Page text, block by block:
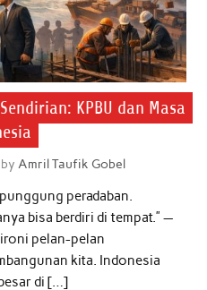
KPBU dan Masa
by Amril Taufik Gobel
peradaban.
bisa berdiri di tempat.” —
pelan-pelan
kita. Indonesia
di […]